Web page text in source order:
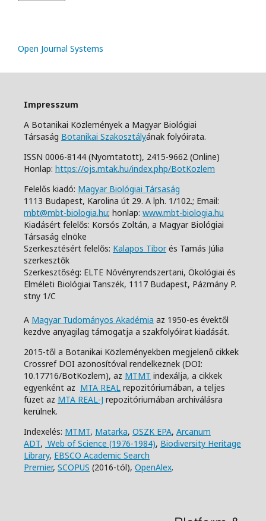
Open Journal Systems
Impresszum
A Botanikai Közlemények a Magyar Biológiai
Társaság Botanikai Szakosztályának folyóirata.
ISSN 0006-8144 (Nyomtatott), 2415-9662 (Online)
Honlap: https://ojs.mtak.hu/index.php/BotKozlem
Felelős kiadó: Magyar Biológiai Társaság
1113 Budapest, Karolina út 29. A lph. 1/102.; Email:
mbt@mbt-biologia.hu; honlap: www.mbt-biologia.hu
Kiadásért felelős: Korsós Zoltán, a Magyar Biológiai
Társaság elnöke
Szerkesztésért felelős: Kalapos Tiborés Tamás Júlia
szerkesztők
Szerkesztőség: ELTE Növényrendszertani, Ökológiai és
Elméleti Biológiai Tanszék, 1117 Budapest, Pázmány P.
stny 1/C
A Magyar Tudományos Akadémia az 1950-es évektől
kezdve anyagilag támogatja a szakfolyóirat kiadását.
2015-től a Botanikai Közleményekben megjelenő cikkek
Crossref DOI azonosítóval rendelkeznek (DOI:
10.17716/BotKozlem), az MTMT indexálja, a cikkek
egyenként az MTA REAL repozitóriumában, a teljes
füzet az MTA REAL-J repozitóriumában archiválásra
kerülnek.
Indexelés: MTMT, Matarka, OSZK EPA, Arcanum
ADT, Web of Science (1976-1984), Biodiversity Heritage
Library, EBSCO Academic Search
Premier, SCOPUS (2016-tól), OpenAlex.